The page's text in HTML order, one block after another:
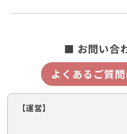
■ お問い合
よくあるご質
【運営】